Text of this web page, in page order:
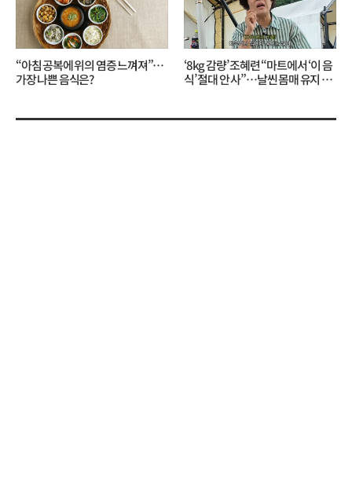
“아침 공복에 위의 염증 느껴져”…
가장 나쁜 음식은?
‘8kg 감량’ 조혜련 “마트에서 ‘이 음
식’ 절대 안 사”…날씬 몸매 유지 비